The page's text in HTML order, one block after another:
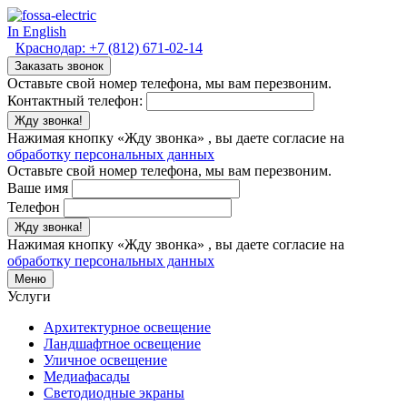
In English
Краснодар: +7 (812) 671-02-14
Заказать звонок
Оставьте свой номер телефона, мы вам перезвоним.
Контактный телефон:
Жду звонка!
Нажимая кнопку «Жду звонка» , вы даете согласие на
обработку персональных данных
Оставьте свой номер телефона, мы вам перезвоним.
Ваше имя
Телефон
Жду звонка!
Нажимая кнопку «Жду звонка» , вы даете согласие на
обработку персональных данных
Меню
Услуги
Архитектурное освещение
Ландшафтное освещение
Уличное освещение
Медиафасады
Светодиодные экраны